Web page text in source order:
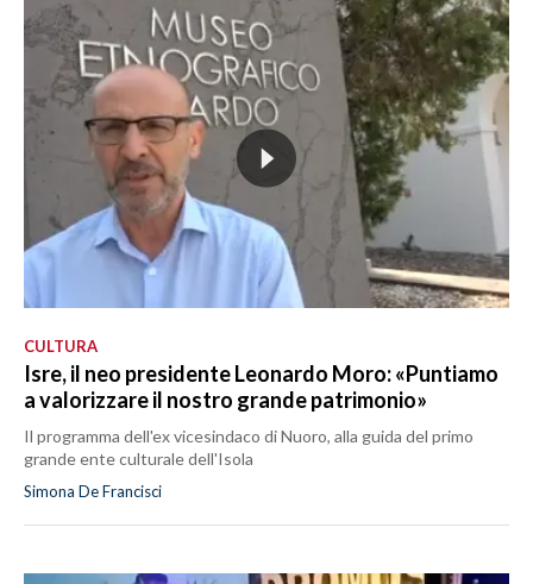
CULTURA
Isre, il neo presidente Leonardo Moro: «Puntiamo
a valorizzare il nostro grande patrimonio»
Il programma dell'ex vicesindaco di Nuoro, alla guida del primo
grande ente culturale dell'Isola
Simona De Francisci